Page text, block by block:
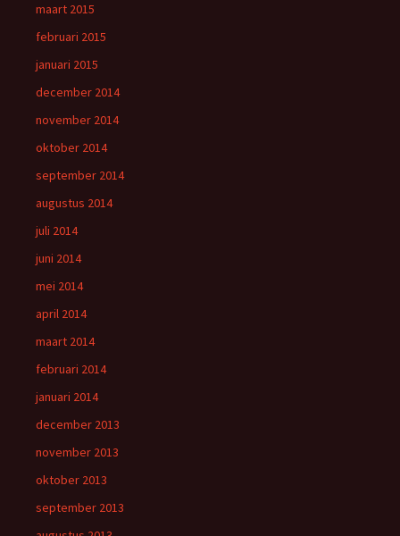
maart 2015
februari 2015
januari 2015
december 2014
november 2014
oktober 2014
september 2014
augustus 2014
juli 2014
juni 2014
mei 2014
april 2014
maart 2014
februari 2014
januari 2014
december 2013
november 2013
oktober 2013
september 2013